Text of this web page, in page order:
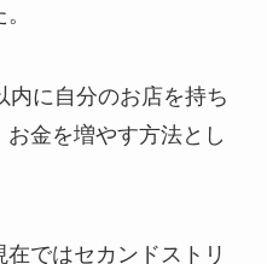
内に自分のお店を持ち
金を増やす方法とし
ではセカンドストリ